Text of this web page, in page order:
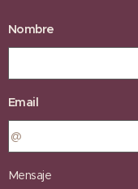
Nombre
Email
Mensaje